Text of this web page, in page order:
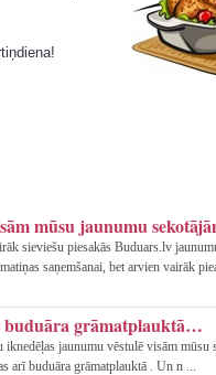
mūsu jaunumu
sieviešu piesakās Buduars.lv
saņemšanai, bet arvien vairāk
buduāra grāmatplauktā…
iknedēļas jaunumu vēstulē visām mūsu
arī buduāra grāmatplauktā . Un n ...